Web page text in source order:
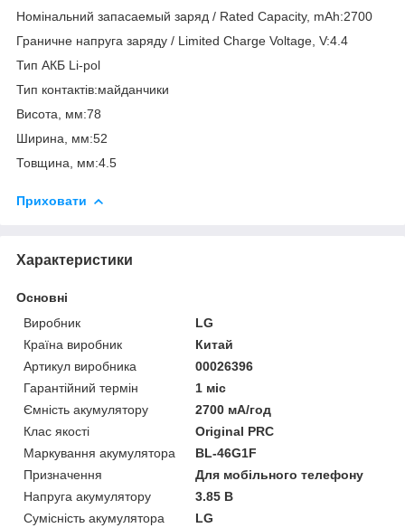
Номінальний запасаемый заряд / Rated Capacity, mAh:2700
Граничне напруга заряду / Limited Charge Voltage, V:4.4
Тип АКБ Li-pol
Тип контактів:майданчики
Висота, мм:78
Ширина, мм:52
Товщина, мм:4.5
Приховати
Характеристики
Основні
Виробник
LG
Країна виробник
Китай
Артикул виробника
00026396
Гарантійний термін
1 міс
Ємність акумулятору
2700 мА/год
Клас якості
Original PRC
Маркування акумулятора
BL-46G1F
Призначення
Для мобільного телефону
Напруга акумулятору
3.85 В
Сумісність акумулятора
LG